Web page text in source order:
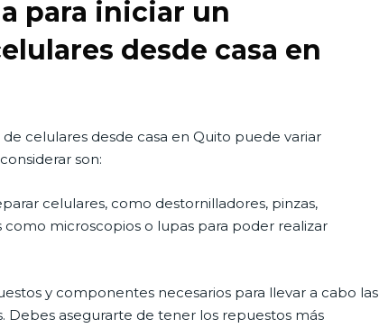
para iniciar un
desde casa en
celulares desde casa en Quito puede variar
son:
celulares, como destornilladores, pinzas,
microscopios o lupas para poder realizar
y componentes necesarios para llevar a cabo las
Debes asegurarte de tener los repuestos más